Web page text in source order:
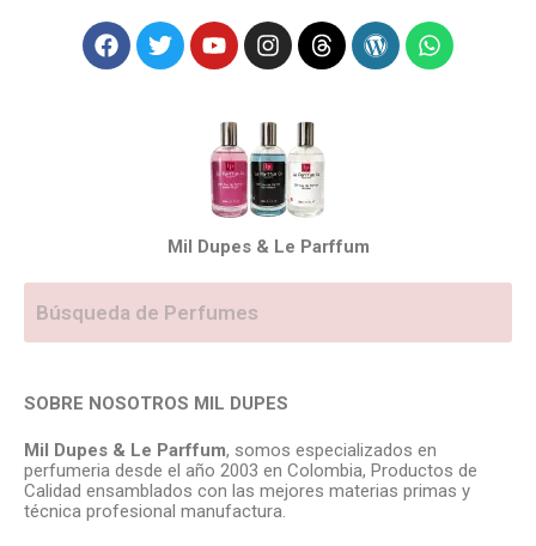
Mil Dupes & Le Parffum
SOBRE NOSOTROS MIL DUPES
Mil Dupes & Le Parffum, somos especializados en
perfumeria desde el año 2003 en Colombia, Productos de
Calidad ensamblados con las mejores materias primas y
técnica profesional manufactura.